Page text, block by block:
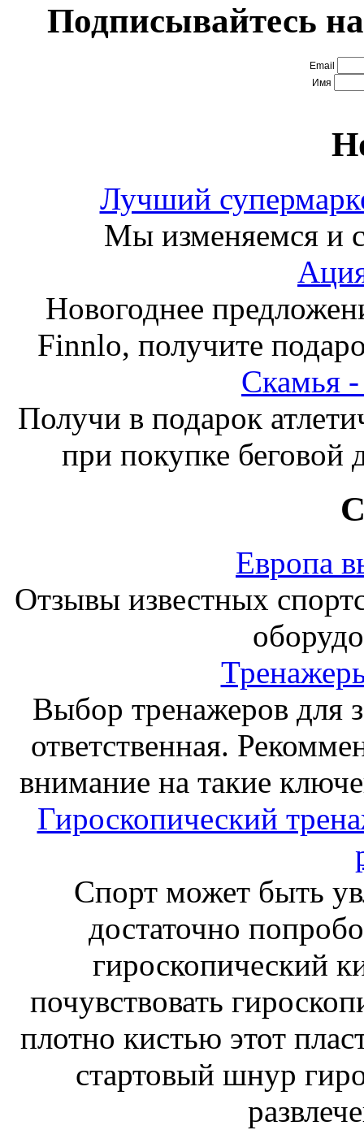
Подписывайтесь
Email
Имя
Лучший
Мы изменяемся и
Новогоднее
Finnlo, получите
Получи в подарок
при покупке беговой
Европа
Отзывы известных
Выбор тренажеров для
ответственная.
внимание на такие
Гироскопический
Спорт может быть
достаточно
гироскопический
почувствовать
плотно кистью этот
стартовый шнур